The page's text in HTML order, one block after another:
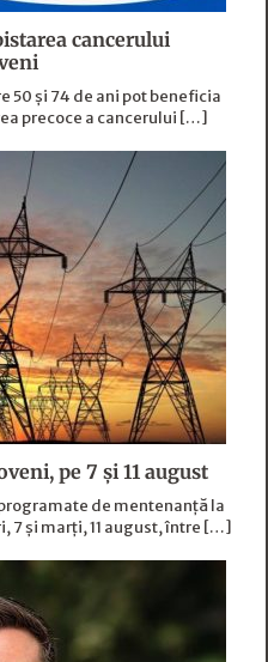
cancerului
50 și 74 de ani pot beneficia
precoce a cancerului […]
pe 7 și 11 august
de mentenanță la
7 și marți, 11 august, între […]